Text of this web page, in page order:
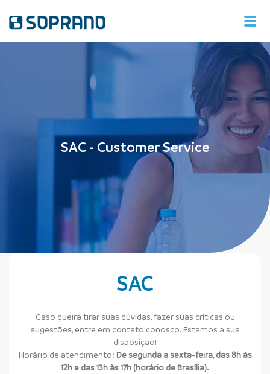
SAC - Customer Service
SAC
Caso queira tirar suas dúvidas, fazer suas críticas ou
sugestões, entre em contato conosco. Estamos a sua
disposição!
Horário de atendimento: De segunda a sexta-feira, das 8h às
12h e das 13h às 17h (horário de Brasília).